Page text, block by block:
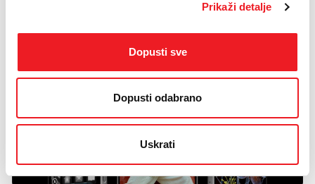
Prikaži detalje
Dopusti sve
Dopusti odabrano
Uskrati